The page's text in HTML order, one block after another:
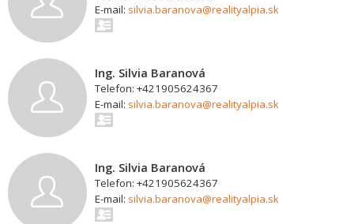
E-mail: silvia.baranova@realityalpia.sk
Ing. Silvia Baranová
Telefon: +421905624367
E-mail: silvia.baranova@realityalpia.sk
Ing. Silvia Baranová
Telefon: +421905624367
E-mail: silvia.baranova@realityalpia.sk